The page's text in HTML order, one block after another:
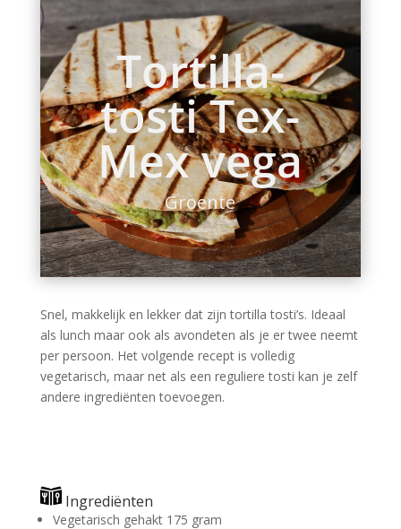
Tortilla-
tosti Tex-
Mex vega
Groente
Snel, makkelijk en lekker dat zijn tortilla tosti’s. Ideaal
als lunch maar ook als avondeten als je er twee neemt
per persoon. Het volgende recept is volledig
vegetarisch, maar net als een reguliere tosti kan je zelf
andere ingrediënten toevoegen.
Ingrediënten
Vegetarisch gehakt 175 gram